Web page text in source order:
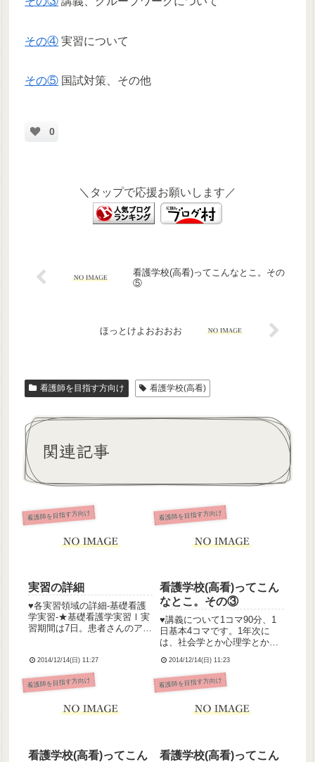
その④ 実習について
その⑤ 国試対策、その他
0
＼タップで応援お願いします／
看護学校(高看)ってこんなとこ。その
⑤
ほっとけよおおおお
看護師を目指す方向け 看護学校(高看)
関連記事
看護師を目指す方向け
実習の詳細
♥︎各実習領域の詳細‐基礎看護
学実習‐★基礎看護学実習Ⅰ実
習期間は7日。患者さんのアセ
実施します。まだ本格的な看
護計画までは行いません。自
己の患者さんとのかかわりを
振り返るために、プロセ...
2014/12/14(日) 11:27
看護師を目指す方向け
看護学校(高看)ってこん
なとこ。その③
♥︎講義について1コマ90分、1
日基本4コマです。1年次に
は、社会学とか心理学とか人
剖生理とかの専門基礎分野、
日常生活援助とか看護過程と
かの基礎看護学を学習してい
教育学もやりました。日常
2014/12/14(日) 11:23
看護師を目指す方向け
看護学校(高看)ってこん
看護師を目指す方向け
看護学校(高看)ってこん